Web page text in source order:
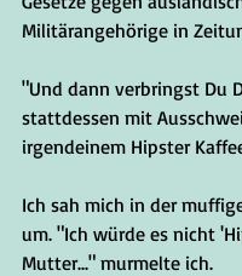
Militärangehörige in
"Und dann verbringst Du
stattdessen mit
irgendeinem Hipster
Ich sah mich in der
um. "Ich würde es nicht
Mutter..." murmelte ich.